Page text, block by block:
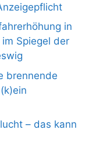
in
Spiegel der
brennende
– das kann